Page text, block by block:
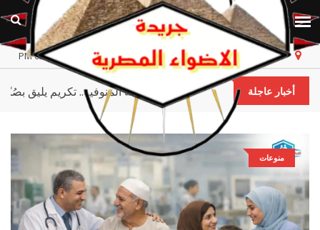
مصر الأحد، ٩ أغسطس ٢٠٢٦ أخر تحديث 02:40:55 PM
أخبار عاجلة أوائل الجمهورية في ضيافة المنوفية.. تكريم
منوعات